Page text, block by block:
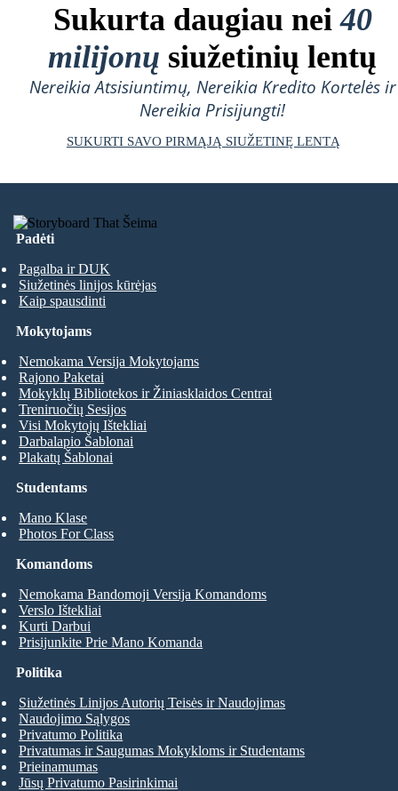
Sukurta daugiau nei40
milijonų siužetinių lentų
Nereikia Atsisiuntimų, Nereikia Kredito Kortelės ir
Nereikia Prisijungti!
SUKURTI SAVO PIRMĄJĄ SIUŽETINĘ LENTĄ
Padėti
Pagalba ir DUK
Siužetinės linijos kūrėjas
Kaip spausdinti
Studentams
Mano Klase
Photos For Class
Mokytojams
Nemokama Versija Mokytojams
Rajono Paketai
Mokyklų Bibliotekos ir Žiniasklaidos Centrai
Treniruočių Sesijos
Visi Mokytojų Ištekliai
Darbalapio Šablonai
Plakatų Šablonai
Komandoms
Nemokama Bandomoji Versija Komandoms
Verslo Ištekliai
Kurti Darbui
Prisijunkite Prie Mano Komanda
Politika
Siužetinės Linijos Autorių Teisės ir Naudojimas
Naudojimo Sąlygos
Privatumo Politika
Privatumas ir Saugumas Mokykloms ir Studentams
Prieinamumas
Jūsų Privatumo Pasirinkimai